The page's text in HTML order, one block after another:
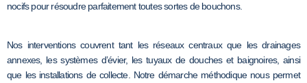
nocifs pour résoudre parfaitement toutes sortes de bouchons.
Nos interventions couvrent tant les réseaux centraux que les drainages
annexes, les systèmes d’évier, les tuyaux de douches et baignoires, ainsi
que les installations de collecte. Notre démarche méthodique nous permet